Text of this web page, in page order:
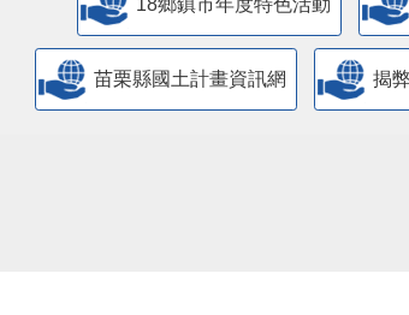
苗栗縣國土計畫資訊網 揭